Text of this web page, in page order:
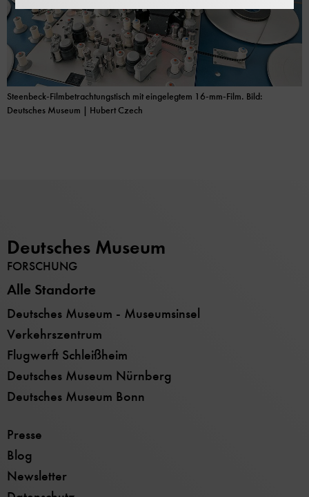
Steenbeck-Filmbetrachtungstisch mit eingelegtem 16-mm-Film. Bild:
Deutsches Museum | Hubert Czech
Deutsches Museum
FORSCHUNG
Alle Standorte
Deutsches Museum - Museumsinsel
Verkehrszentrum
Flugwerft Schleißheim
Deutsches Museum Nürnberg
Deutsches Museum Bonn
Presse
Blog
Newsletter